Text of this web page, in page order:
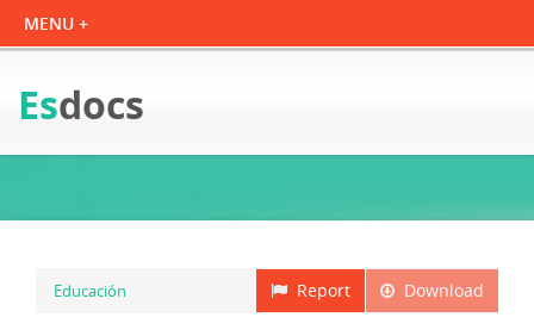
Esdocs
Download
Report
Educación